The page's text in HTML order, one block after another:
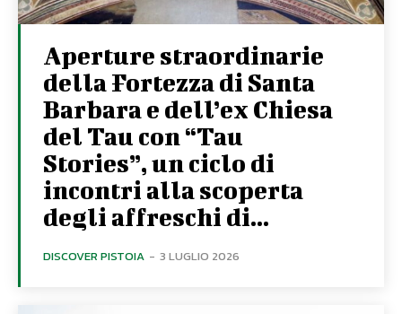
Aperture straordinarie
della Fortezza di Santa
Barbara e dell’ex Chiesa
del Tau con “Tau
Stories”, un ciclo di
incontri alla scoperta
degli affreschi di...
DISCOVER PISTOIA - 3 LUGLIO 2026